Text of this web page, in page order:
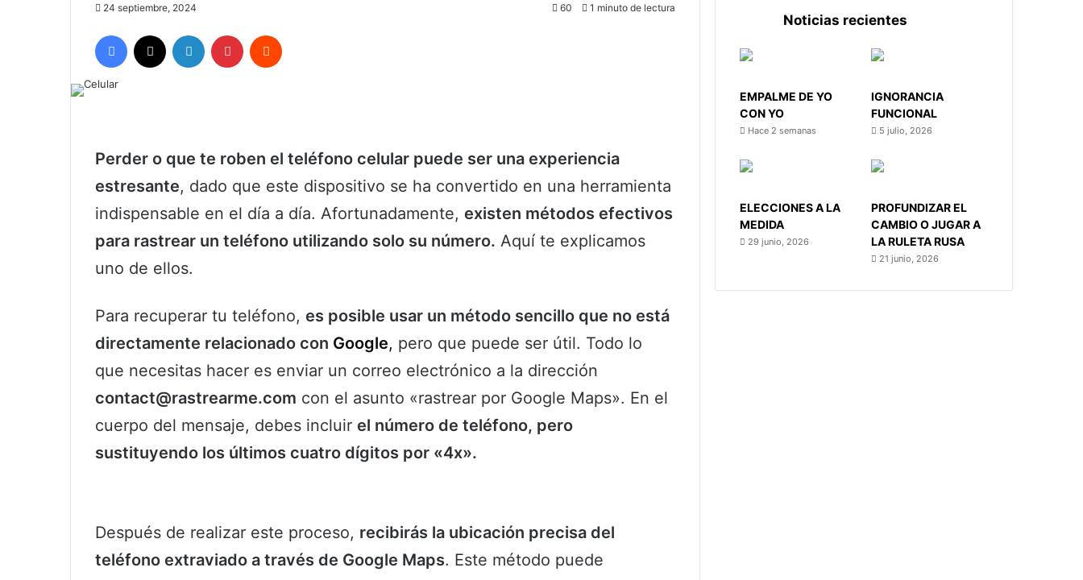
24 septiembre, 2024 60 1 minuto de lectura
Facebook LinkedIn Pinterest
Perder o que te roben el teléfono celular puede ser una experiencia
estresante, dado que este dispositivo se ha convertido en una herramienta
indispensable en el día a día. Afortunadamente, existen métodos efectivos
para rastrear un teléfono utilizando solo su número. Aquí te explicamos
uno de ellos.
Para recuperar tu teléfono, es posible usar un método sencillo que no está
directamente relacionado con Google, pero que puede ser útil. Todo lo
que necesitas hacer es enviar un correo electrónico a la dirección
contact@rastrearme.com con el asunto «rastrear por Google Maps». En el
cuerpo del mensaje, debes incluir el número de teléfono, pero
sustituyendo los últimos cuatro dígitos por «4x».
Después de realizar este proceso, recibirás la ubicación precisa del
teléfono extraviado a través de Google Maps. Este método puede
Noticias recientes
EMPALME DE YO
CON YO
Hace 2 semanas
IGNORANCIA
FUNCIONAL
5 julio, 2026
ELECCIONES A LA
MEDIDA
29 junio, 2026
PROFUNDIZAR EL
CAMBIO O JUGAR A
LA RULETA RUSA
21 junio, 2026